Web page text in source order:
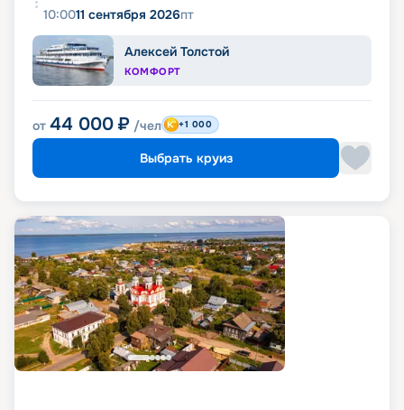
10:0011 сентября 2026пт
Алексей Толстой
КОМФОРТ
от 44 000 ₽ /чел +1 000
Выбрать круиз